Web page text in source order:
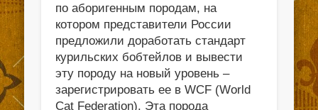
по аборигенным породам, на
котором представители России
предложили доработать стандарт
курильских бобтейлов и вывести
эту породу на новый уровень –
зарегистрировать ее в WCF (World
Cat Federation). Эта порода